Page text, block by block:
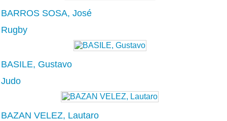
BARROS SOSA, José
Rugby
BASILE, Gustavo
Judo
BAZAN VELEZ, Lautaro